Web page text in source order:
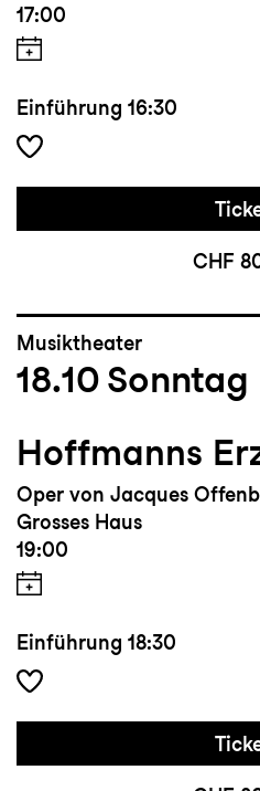
17:00
Einführung 16:30
CHF
Musiktheater
18.10 Sonntag
Hoffmanns
Oper von Jacques
Grosses Haus
19:00
Einführung 18:30